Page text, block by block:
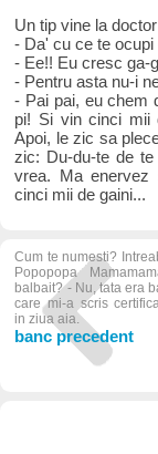
Un tip vine la
- Da' cu ce te ocupi
- Ee!! Eu cresc ga-
- Pentru asta nu-i
- Pai pai, eu chem
pi! Si vin cinci mii
Apoi, le zic sa
zic: Du-du-te de
vrea. Ma enervez
cinci mii de gaini...
Cum te numesti?
Popopopa
balbait? - Nu, tata era
care mi-a scris
in ziua aia.
banc precedent